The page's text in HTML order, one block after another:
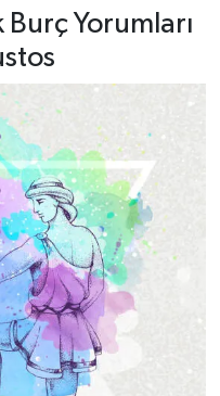
Burç Yorumları